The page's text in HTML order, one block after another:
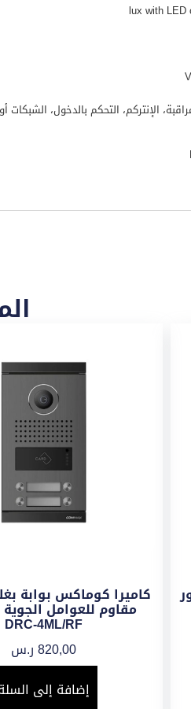
الإنتركم، التحكم بالدخول،
كاميرا كوماكس بوابة
مقاوم للعوامل الجوية
DRC-4ML/RF
820,00 ر.س
إضافة إلى